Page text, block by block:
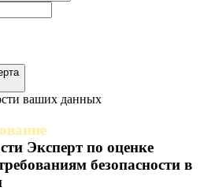
ваших данных
Эксперт по оценке
безопасности в